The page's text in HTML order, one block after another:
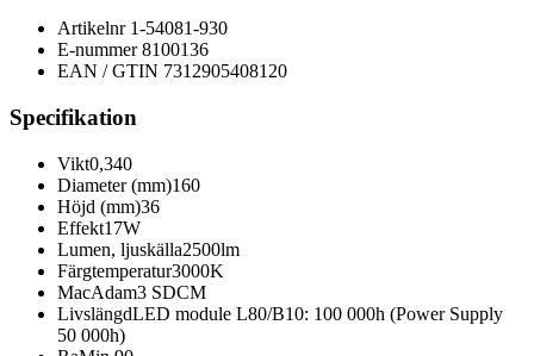
Artikelnr1-54081-930
E-nummer8100136
EAN / GTIN 7312905408120
Specifikation
Vikt0,340
Diameter (mm)160
Höjd (mm)36
Effekt17W
Lumen, ljuskälla2500lm
Färgtemperatur3000K
MacAdam3 SDCM
LivslängdLED module L80/B10: 100 000h (Power Supply
50 000h)